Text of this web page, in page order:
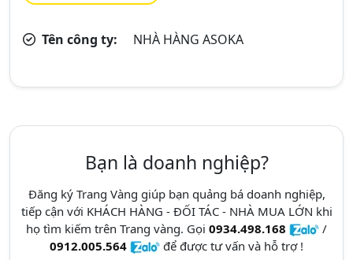
Tên công ty: NHÀ HÀNG ASOKA
Bạn là doanh nghiệp?
Đăng ký Trang Vàng giúp bạn quảng bá doanh nghiệp,
tiếp cận với KHÁCH HÀNG - ĐỐI TÁC - NHÀ MUA LỚN khi
họ tìm kiếm trên Trang vàng. Gọi 0934.498.168
/
0912.005.564
để được tư vấn và hỗ trợ !